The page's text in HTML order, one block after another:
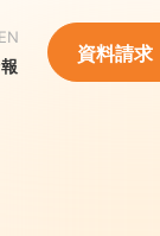
資料請求